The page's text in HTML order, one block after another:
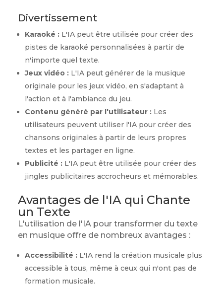
Divertissement
Karaoké :L'IA peut être utilisée pour créer des
pistes de karaoké personnalisées à partir de
n'importe quel texte.
Jeux vidéo :L'IA peut générer de la musique
originale pour les jeux vidéo, en s'adaptant à
l'action et à l'ambiance du jeu.
Contenu généré par l'utilisateur :Les
utilisateurs peuvent utiliser l'IA pour créer des
chansons originales à partir de leurs propres
textes et les partager en ligne.
Publicité :L'IA peut être utilisée pour créer des
jingles publicitaires accrocheurs et mémorables.
Avantages de l'IA qui Chante
un Texte
L'utilisation de l'IA pour transformer du texte
en musique offre de nombreux avantages :
Accessibilité :L'IA rend la création musicale plus
accessible à tous, même à ceux qui n'ont pas de
formation musicale.